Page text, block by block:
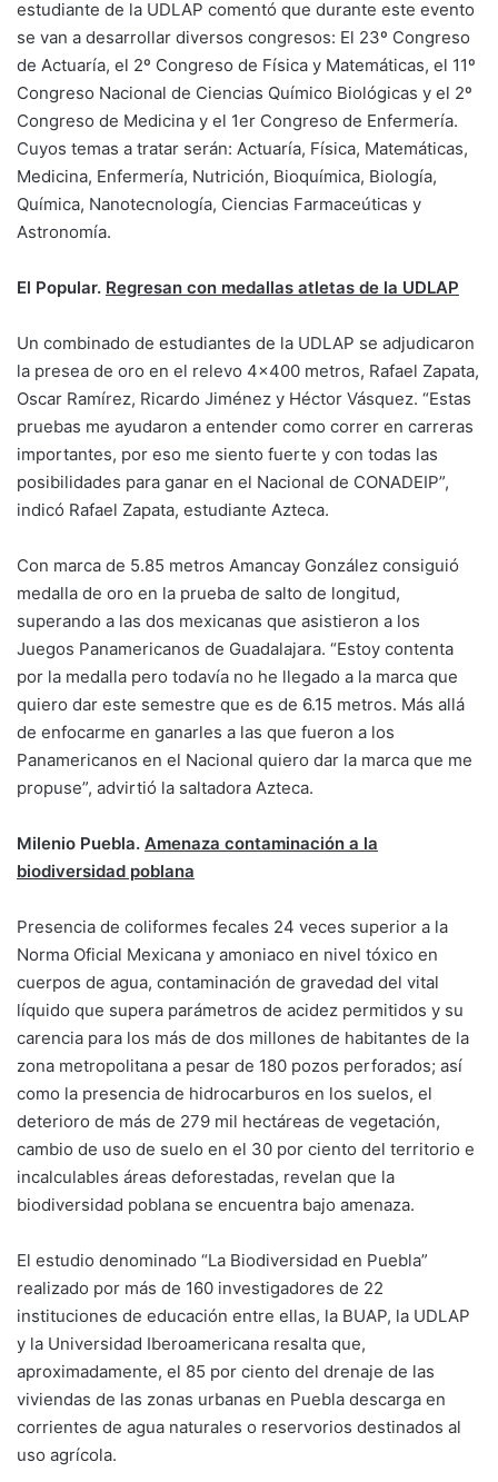
estudiante de la UDLAP comentó que durante este evento
se van a desarrollar diversos congresos: El 23º Congreso
de Actuaría, el 2º Congreso de Física y Matemáticas, el 11º
Congreso Nacional de Ciencias Químico Biológicas y el 2º
Congreso de Medicina y el 1er Congreso de Enfermería.
Cuyos temas a tratar serán: Actuaría, Física, Matemáticas,
Medicina, Enfermería, Nutrición, Bioquímica, Biología,
Química, Nanotecnología, Ciencias Farmaceúticas y
Astronomía.
El Popular. Regresan con medallas atletas de la UDLAP
Un combinado de estudiantes de la UDLAP se adjudicaron
la presea de oro en el relevo 4×400 metros, Rafael Zapata,
Oscar Ramírez, Ricardo Jiménez y Héctor Vásquez. “Estas
pruebas me ayudaron a entender como correr en carreras
importantes, por eso me siento fuerte y con todas las
posibilidades para ganar en el Nacional de CONADEIP”,
indicó Rafael Zapata, estudiante Azteca.
Con marca de 5.85 metros Amancay González consiguió
medalla de oro en la prueba de salto de longitud,
superando a las dos mexicanas que asistieron a los
Juegos Panamericanos de Guadalajara. “Estoy contenta
por la medalla pero todavía no he llegado a la marca que
quiero dar este semestre que es de 6.15 metros. Más allá
de enfocarme en ganarles a las que fueron a los
Panamericanos en el Nacional quiero dar la marca que me
propuse”, advirtió la saltadora Azteca.
Milenio Puebla. Amenaza contaminación a la
biodiversidad poblana
Presencia de coliformes fecales 24 veces superior a la
Norma Oficial Mexicana y amoniaco en nivel tóxico en
cuerpos de agua, contaminación de gravedad del vital
líquido que supera parámetros de acidez permitidos y su
carencia para los más de dos millones de habitantes de la
zona metropolitana a pesar de 180 pozos perforados; así
como la presencia de hidrocarburos en los suelos, el
deterioro de más de 279 mil hectáreas de vegetación,
cambio de uso de suelo en el 30 por ciento del territorio e
incalculables áreas deforestadas, revelan que la
biodiversidad poblana se encuentra bajo amenaza.
El estudio denominado “La Biodiversidad en Puebla”
realizado por más de 160 investigadores de 22
instituciones de educación entre ellas, la BUAP, la UDLAP
y la Universidad Iberoamericana resalta que,
aproximadamente, el 85 por ciento del drenaje de las
viviendas de las zonas urbanas en Puebla descarga en
corrientes de agua naturales o reservorios destinados al
uso agrícola.